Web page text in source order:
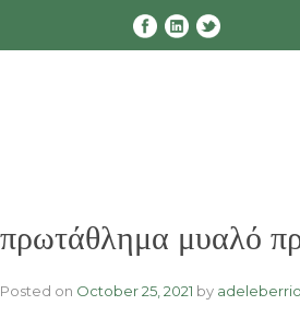
πρωτάθλημα μυαλό
Posted on October 25, 2021 by